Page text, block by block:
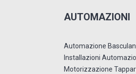
AUTOMAZIONI
Automazione
Installazioni
Motorizzazione